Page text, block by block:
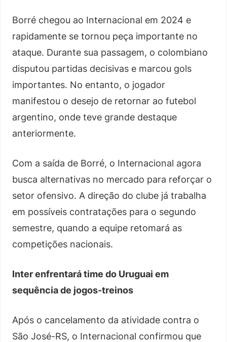
Borré chegou ao Internacional em 2024 e
rapidamente se tornou peça importante no
ataque. Durante sua passagem, o colombiano
disputou partidas decisivas e marcou gols
importantes. No entanto, o jogador
manifestou o desejo de retornar ao futebol
argentino, onde teve grande destaque
anteriormente.
Com a saída de Borré, o Internacional agora
busca alternativas no mercado para reforçar o
setor ofensivo. A direção do clube já trabalha
em possíveis contratações para o segundo
semestre, quando a equipe retomará as
competições nacionais.
Inter enfrentará time do Uruguai em
sequência de jogos-treinos
Após o cancelamento da atividade contra o
São José-RS, o Internacional confirmou que